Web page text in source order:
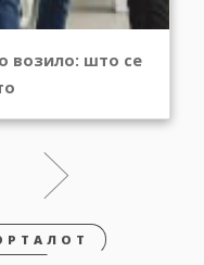
возило: што се